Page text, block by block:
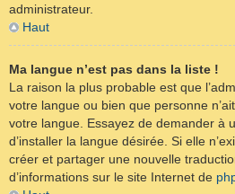
administrateur.
Haut
Ma langue n’est pas dans la liste !
La raison la plus probable est que
votre langue ou bien que personne
votre langue. Essayez de demander à
d’installer la langue désirée. Si elle
créer et partager une nouvelle
d’informations sur le site Internet de